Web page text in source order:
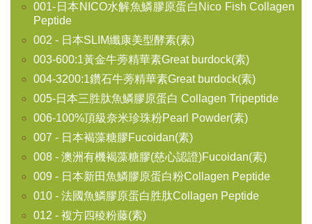
001-日本NICO水解魚鱗膠原蛋白Nico Fish Collagen
Peptide
002 - 日本SLIM纖康美型酵素(素)
003-600:1黃金牛蒡精華素Great burdock(素)
004-3200:1鑽石牛蒡精華素Great burdock(素)
005-日本三胜肽魚鱗膠原蛋白 Collagen Tripeptide
006-100%頂級奈米珍珠粉Pearl Powder(素)
007 - 日本褐藻糖膠Fucoidan(素)
008 - 澳洲有機褐藻糖膠(慈心認證)Fucoidan(素)
009 - 日本新田魚鱗膠原蛋白粉Collagen Peptide
010 - 法國魚鱗膠原蛋白胜肽Collagen Peptide
012 - 複方四稜粉藤(素)